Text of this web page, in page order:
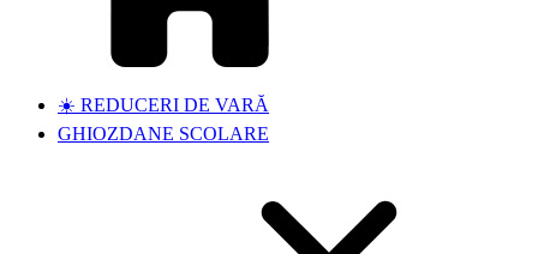
☀️ REDUCERI DE VARĂ
GHIOZDANE SCOLARE